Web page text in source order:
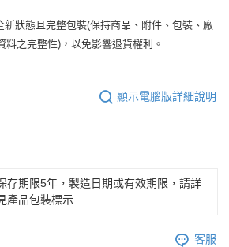
新狀態且完整包裝(保持商品、附件、包裝、廠
料之完整性)，以免影響退貨權利。
顯示電腦版詳細說明
存期限5年，製造日期或有效期限，請詳
產品包裝標示
客服